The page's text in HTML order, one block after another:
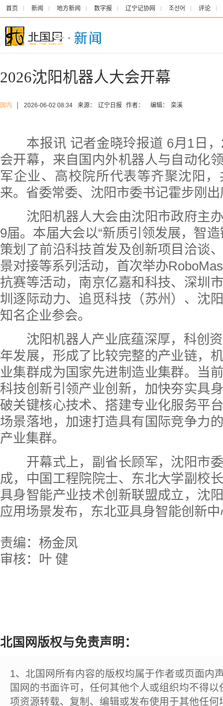
首页 新闻 地方新闻 数字报 辽宁记协网 조선어 评论
2026沈阳机器人大会开幕
国内 2026-06-02 08:34 来源： 辽宁日报 作者： 编辑： 栾溪
本报讯 记者金晓玲报道 6月1日，
会开幕，来自国内外机器人与自动化
军企业、高校院所代表等齐聚沈阳
来。省委常委、沈阳市委书记霍步刚
沈阳机器人大会由沈阳市政府主办
9届。本届大会以“新质引领发展，智
策划了前沿科技首发及创新项目洽谈
景对接等系列活动，首次举办
抗赛等活动，南京亿嘉和科技、深圳
圳逐际动力、追觅科技（苏州）、沈
知名企业参会。
沈阳机器人产业底蕴深厚，科创资
年发展，形成了比较完整的产业链，
业集群成为国家先进制造业集群。当
科技创新引领产业创新，加快夯实具
破关键核心技术、搭建专业化服务平
场景落地，加速打造具有国际竞争力
产业集群。
开幕式上，副省长顾军，沈阳市委
成，中国工程院院士、东北大学副校
具身智能产业技术创新联盟成立，沈
应用场景发布，东北亚具身智能创新
责编：杨金凤
审核：叶 健
北国网版权与免责声明：
1、北国网所有内容的版权均属于作者或页面内
国网的书面许可，任何其他个人或组织均不得
项资源转载、复制、编辑或发布使用于其他任